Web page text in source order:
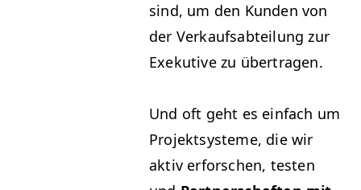
sind, um den Kun­den von
der Verkauf­s­abteilung zur
Exeku­tive zu übertragen.
Und oft geht es ein­fach um
Pro­jek­t­sys­teme, die wir
aktiv erforschen, testen